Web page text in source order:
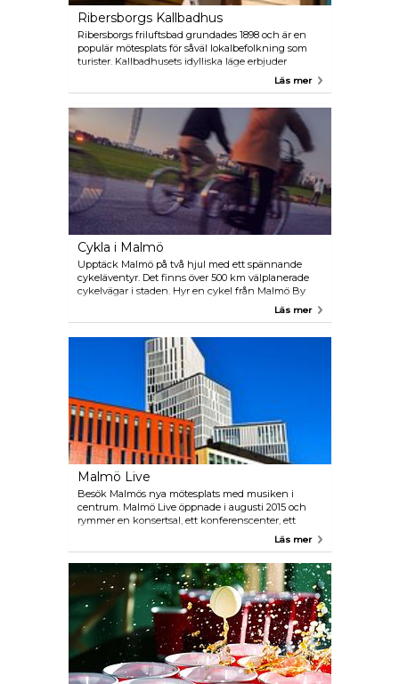
Ribersborgs Kallbadhus
Ribersborgs friluftsbad grundades 1898 och är en
populär mötesplats för såväl lokalbefolkning som
turister. Kallbadhusets idylliska läge erbjuder
besökarna det perfekta upplägget för att njuta av
saltvattenbad och bastubesök. Här kan du varva ner
av bastuns lugnande värme. Efter ett uppfriskande
dopp eller ett välgörande bastubad kan du njuta av
en kopp kaffe eller något att äta i det charmiga
kafét.
Läs mer
Cykla i Malmö
Upptäck Malmö på två hjul med ett spännande
cykeläventyr. Det finns över 500 km välplanerade
cykelvägar i staden. Hyr en cykel från Malmö By
Bike, det nya uthyrningssystemet med 50 stationer
timmar. Appen ger även detaljerad vägledning om
hur du hittar cykelstationerna och erbjuder en
omfattande karta som hjälper dig att enkelt hitta i
Läs mer
Malmö Live
Besök Malmös nya mötesplats med musiken i
centrum. Malmö Live öppnade i augusti 2015 och
rymmer en konsertsal, ett konferenscenter, ett
hotell med skybar, kontor, bostäder samt många
världsklass och är Malmö Symfoniorkesters hem.
Läs mer